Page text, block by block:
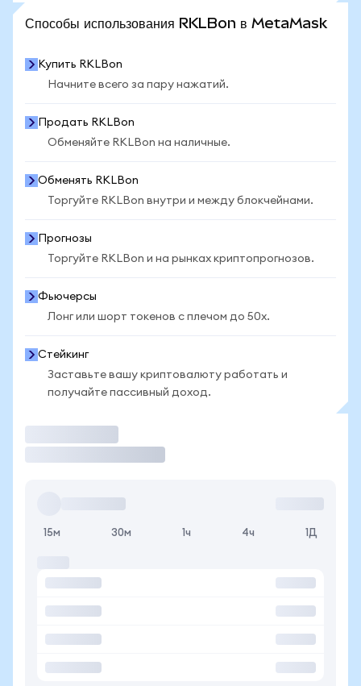
Способы использования RKLBon в MetaMask
Купить RKLBon
Начните всего за пару нажатий.
Продать RKLBon
Обменяйте RKLBon на наличные.
Обменять RKLBon
Торгуйте RKLBon внутри и между блокчейнами.
Прогнозы
Торгуйте RKLBon и на рынках криптопрогнозов.
Фьючерсы
Лонг или шорт токенов с плечом до 50x.
Стейкинг
Заставьте вашу криптовалюту работать и
получайте пассивный доход.
15м 30м 1ч 4ч 1Д